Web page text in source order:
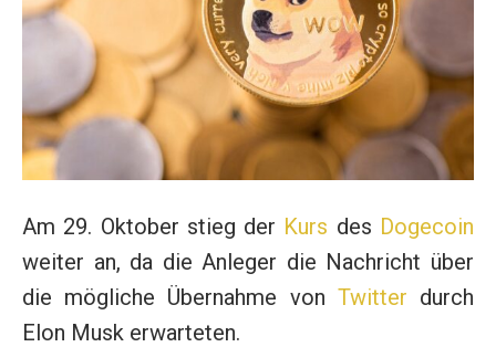
Am 29. Oktober stieg der Kurs des Dogecoin
weiter an, da die Anleger die Nachricht über
die mögliche Übernahme von Twitter durch
Elon Musk erwarteten.